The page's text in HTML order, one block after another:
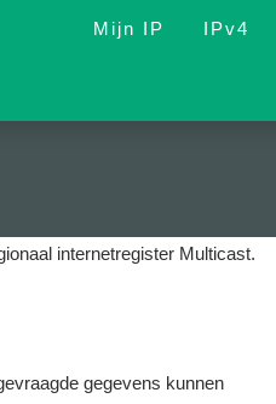
Mijn IP IPv4
internetregister Multicast.
gegevens kunnen